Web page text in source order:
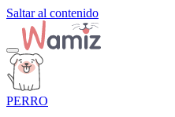
Saltar al contenido
PERRO